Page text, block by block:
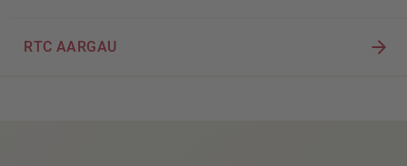
RTC AARGAU